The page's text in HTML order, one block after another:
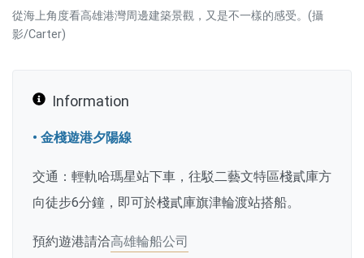
從海上角度看高雄港灣周邊建築景觀，又是不一樣的感受。(攝
影/Carter)
Information
• 金棧遊港夕陽線
交通：輕軌哈瑪星站下車，往駁二藝文特區棧貳庫方
向徒步6分鐘，即可於棧貳庫旗津輪渡站搭船。
預約遊港請洽高雄輪船公司